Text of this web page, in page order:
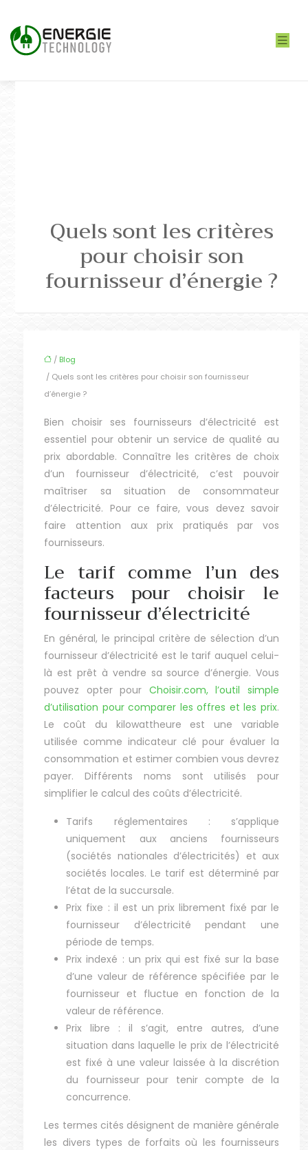
Quels sont les critères
pour choisir son
fournisseur d’énergie ?
/ Blog
/ Quels sont les critères pour choisir son fournisseur
d’énergie ?
Bien choisir ses fournisseurs d’électricité est
essentiel pour obtenir un service de qualité au
prix abordable. Connaître les critères de choix
d’un fournisseur d’électricité, c’est pouvoir
maîtriser sa situation de consommateur
d’électricité. Pour ce faire, vous devez savoir
faire attention aux prix pratiqués par vos
fournisseurs.
Le tarif comme l’un des
facteurs pour choisir le
fournisseur d’électricité
En général, le principal critère de sélection d’un
fournisseur d’électricité est le tarif auquel celui-
là est prêt à vendre sa source d’énergie. Vous
pouvez opter pour Choisir.com, l’outil simple
d’utilisation pour comparer les offres et les prix.
Le coût du kilowattheure est une variable
utilisée comme indicateur clé pour évaluer la
consommation et estimer combien vous devrez
payer. Différents noms sont utilisés pour
simplifier le calcul des coûts d’électricité.
Tarifs réglementaires : s’applique
uniquement aux anciens fournisseurs
(sociétés nationales d’électricités) et aux
sociétés locales. Le tarif est déterminé par
l’état de la succursale.
Prix fixe : il est un prix librement fixé par le
fournisseur d’électricité pendant une
période de temps.
Prix indexé : un prix qui est fixé sur la base
d’une valeur de référence spécifiée par le
fournisseur et fluctue en fonction de la
valeur de référence.
Prix libre : il s’agit, entre autres, d’une
situation dans laquelle le prix de l’électricité
est fixé à une valeur laissée à la discrétion
du fournisseur pour tenir compte de la
concurrence.
Les termes cités désignent de manière générale
les divers types de forfaits où les fournisseurs